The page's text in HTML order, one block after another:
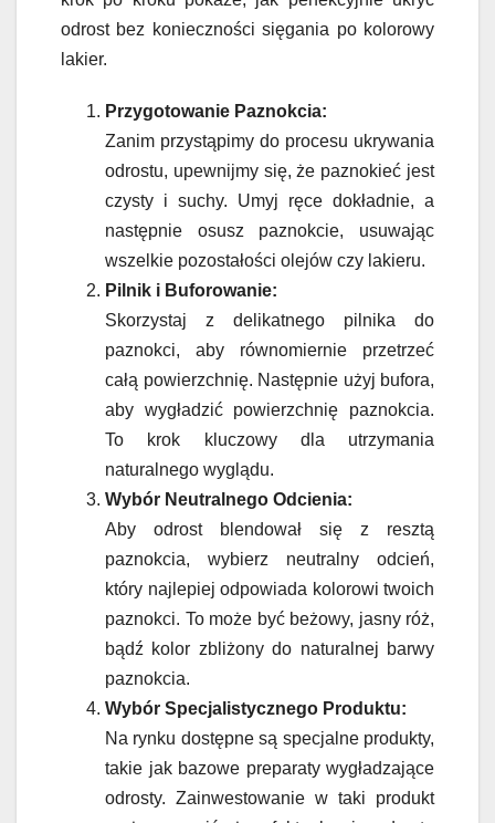
odrost bez konieczności sięgania po kolorowy
lakier.
Przygotowanie Paznokcia:
Zanim przystąpimy do procesu ukrywania
odrostu, upewnijmy się, że paznokieć jest
czysty i suchy. Umyj ręce dokładnie, a
następnie osusz paznokcie, usuwając
wszelkie pozostałości olejów czy lakieru.
Pilnik i Buforowanie:
Skorzystaj z delikatnego pilnika do
paznokci, aby równomiernie przetrzeć
całą powierzchnię. Następnie użyj bufora,
aby wygładzić powierzchnię paznokcia.
To krok kluczowy dla utrzymania
naturalnego wyglądu.
Wybór Neutralnego Odcienia:
Aby odrost blendował się z resztą
paznokcia, wybierz neutralny odcień,
który najlepiej odpowiada kolorowi twoich
paznokci. To może być beżowy, jasny róż,
bądź kolor zbliżony do naturalnej barwy
paznokcia.
Wybór Specjalistycznego Produktu:
Na rynku dostępne są specjalne produkty,
takie jak bazowe preparaty wygładzające
odrosty. Zainwestowanie w taki produkt